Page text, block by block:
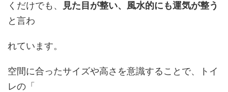
くだけでも、
見た目が整い、風水的にも運気が整う
と言わ
れています。
空間に合ったサイズや高さを意識することで、トイ
レの「